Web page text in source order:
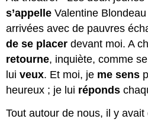
s’appelle Valentine
arrivées avec de pauvres
de se placer devant moi. A
retourne, inquiète, comme
luiveux. Et moi, je me sens
heureux ; je lui réponds
Tout autour de nous, il y